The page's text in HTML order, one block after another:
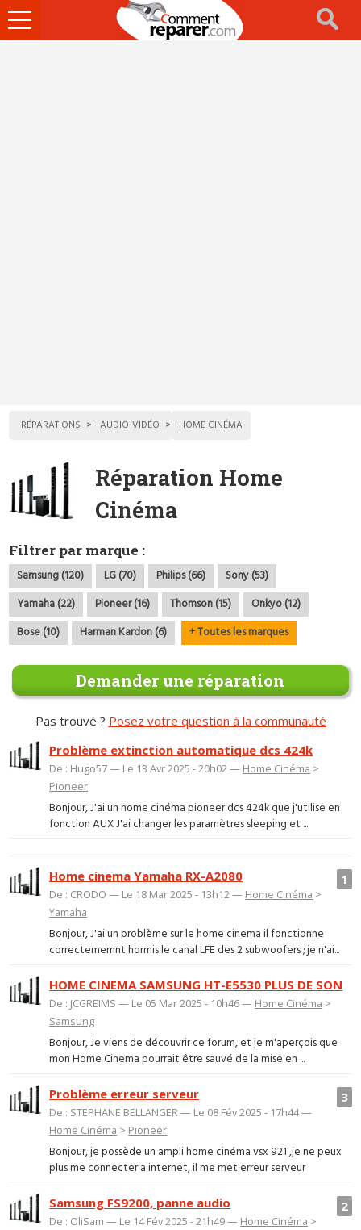
Ouvrir
le
RÉPARATIONS AUDIO-VIDÉO HOME CINÉMA
Réparation Home
Cinéma
Filtrer par marque :
Samsung (120) LG (70) Philips (66)
Sony (53)
Yamaha (22)
Pioneer (16) Thomson (15)
Onkyo (12)
Bose (10)
Harman Kardon (6) + Toutes les marques
Demander une réparation
Pas trouvé ? Posez votre question à la communauté
Problème extinction automatique dcs 424k
De : Hugo57 — Le 13 Avr 2025 - 20h02 — Home Cinéma >
Pioneer
Bonjour, J'ai un home cinéma pioneer dcs 424k que j'utilise en
fonction AUX J'ai changer les paramètres sleeping et ...
1
Home cinema Yamaha RX-A2080
De : CRODO — Le 18 Mar 2025 - 13h12 — Home Cinéma >
Yamaha
Bonjour, J'ai un problème sur le home cinema il fonctionne
correctememnt hormis le canal LFE des 2 subwoofers ; je n'ai...
HOME CINEMA SAMSUNG HT-E5530 PLUS DE SON
De : JCGREIMS — Le 05 Mar 2025 - 10h46 — Home Cinéma >
Samsung
Bonjour, Je viens de découvrir ce forum, et je m'aperçois que
mon Home Cinema pourrait être sauvé de la mise en ...
3
Problème erreur serveur
De : STEPHANE BELLANGER — Le 08 Fév 2025 - 17h44 —
Home Cinéma > Pioneer
Bonjour, je possède un ampli home cinéma vsx 921 ,je ne peux
plus me connecter a internet, il me met erreur serveur
2
Samsung FS9200, panne audio
De : OliSam — Le 14 Fév 2025 - 21h49 — Home Cinéma >